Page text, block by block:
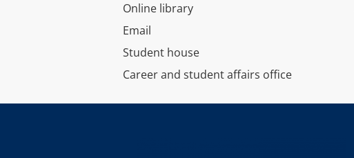
Online library
Email
Student house
Career and student affairs office